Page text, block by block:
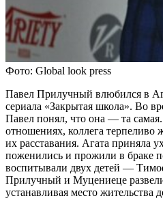
Фото: Global look press
Павел Прилучный влюбился в
сериала «Закрытая школа». Во
Павел понял, что она — та
отношениях, коллега терпеливо
их расставания. Агата приняла
поженились и прожили в браке
воспитывали двух детей —
Прилучный и Муцениеце
устанавливая место жительства